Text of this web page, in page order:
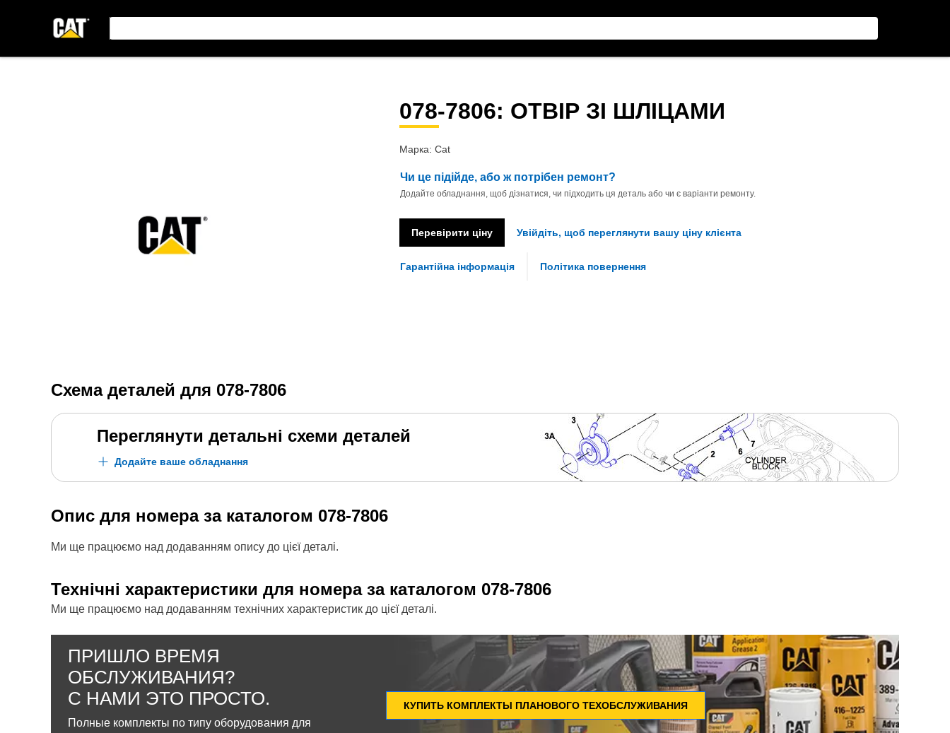
078-7806: ОТВІР ЗІ ШЛІЦАМИ
Марка: Cat
Чи це підійде, або ж потрібен ремонт?
Додайте обладнання, щоб дізнатися, чи підходить ця деталь або чи є варіанти ремонту.
Перевірити ціну Увійдіть, щоб переглянути вашу ціну клієнта
Гарантійна інформація Політика повернення
Схема деталей для 078-7806
Переглянути детальні схеми деталей
Додайте ваше обладнання
Опис для номера за каталогом 078-7806
Ми ще працюємо над додаванням опису до цієї деталі.
Технічні характеристики для номера за каталогом 078-7806
Ми ще працюємо над додаванням технічних характеристик до цієї деталі.
ПРИШЛО ВРЕМЯ
ОБСЛУЖИВАНИЯ?
С НАМИ ЭТО ПРОСТО.
Полные комплекты по типу оборудования для
КУПИТЬ КОМПЛЕКТЫ ПЛАНОВОГО ТЕХОБСЛУЖИВАНИЯ